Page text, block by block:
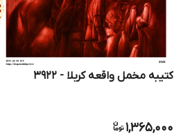
کتیبه مخمل واقعه کربلا - 3922
1,365,000